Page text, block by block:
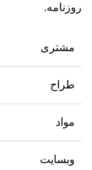
روزنامه.
مشتری
طراح
مواد
وبسایت